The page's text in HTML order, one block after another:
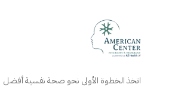
اتخذ الخطوة الأولى نحو صحة نفسية أفضل